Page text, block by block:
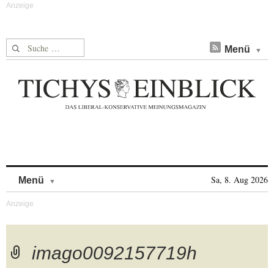
Suche nach: Menü
Menü Sa, 8. Aug 2026
imago0092157719h